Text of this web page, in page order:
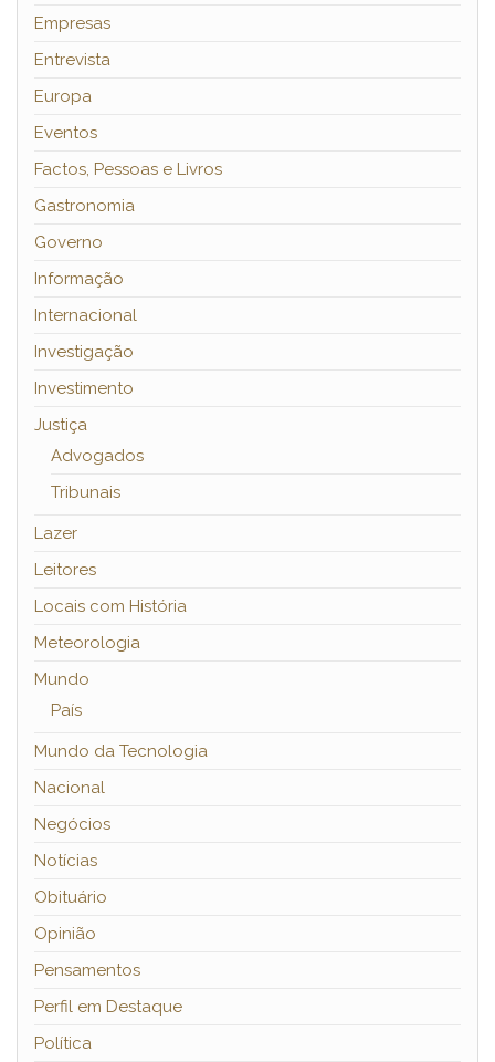
Empresas
Entrevista
Europa
Eventos
Factos, Pessoas e Livros
Gastronomia
Governo
Informação
Internacional
Investigação
Investimento
Justiça
Advogados
Tribunais
Lazer
Leitores
Locais com História
Meteorologia
Mundo
País
Mundo da Tecnologia
Nacional
Negócios
Notícias
Obituário
Opinião
Pensamentos
Perfil em Destaque
Política